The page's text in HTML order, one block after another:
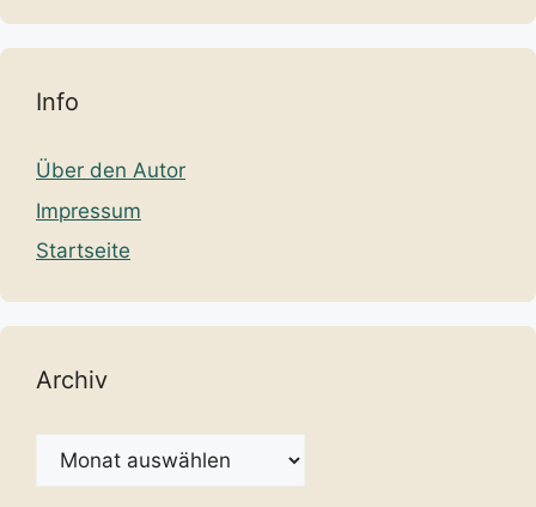
Info
Über den Autor
Impressum
Startseite
Archiv
Archiv